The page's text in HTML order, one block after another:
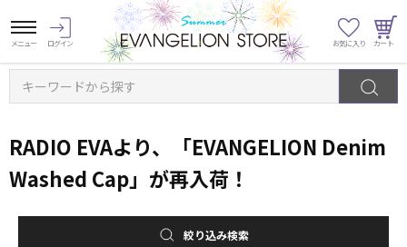
キーワードから探す
RADIO EVAより、「EVANGELION Denim
Washed Cap」が再入荷！
絞り込み検索